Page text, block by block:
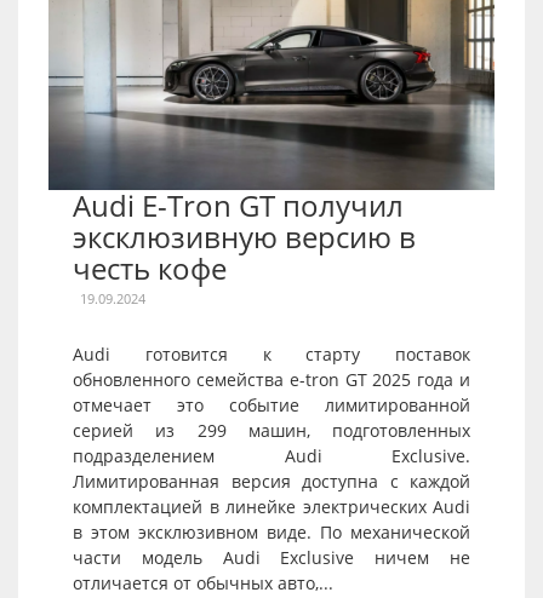
Audi E-Tron GT получил
эксклюзивную версию в
честь кофе
19.09.2024
Audi готовится к старту поставок
обновленного семейства e-tron GT 2025 года и
отмечает это событие лимитированной
серией из 299 машин, подготовленных
подразделением Audi Exclusive.
Лимитированная версия доступна с каждой
комплектацией в линейке электрических Audi
в этом эксклюзивном виде. По механической
части модель Audi Exclusive ничем не
отличается от обычных авто,...